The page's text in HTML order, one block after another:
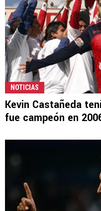
NOTICIAS
Kevin Castañeda
fue campeón en